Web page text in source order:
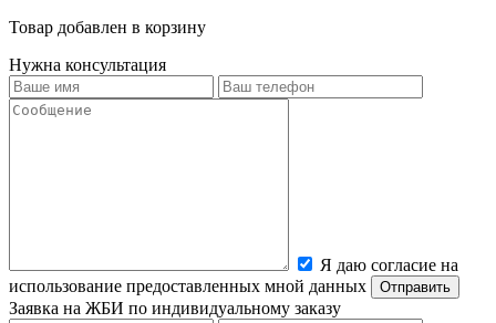
Товар добавлен в корзину
Нужна консультация
Я даю согласие на
использование предоставленных мной данных
Заявка на ЖБИ по индивидуальному заказу